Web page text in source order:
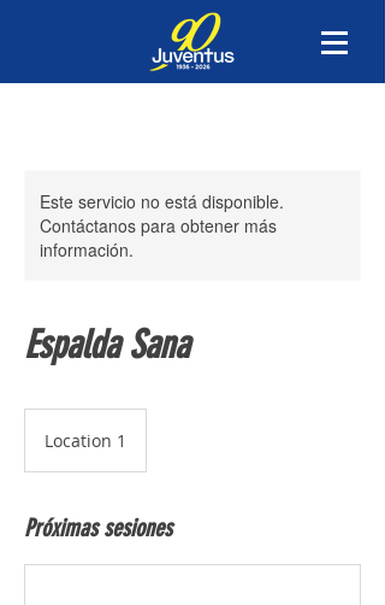
Este servicio no está disponible.
Contáctanos para obtener más
información.
Espalda Sana
Location 1
Próximas sesiones